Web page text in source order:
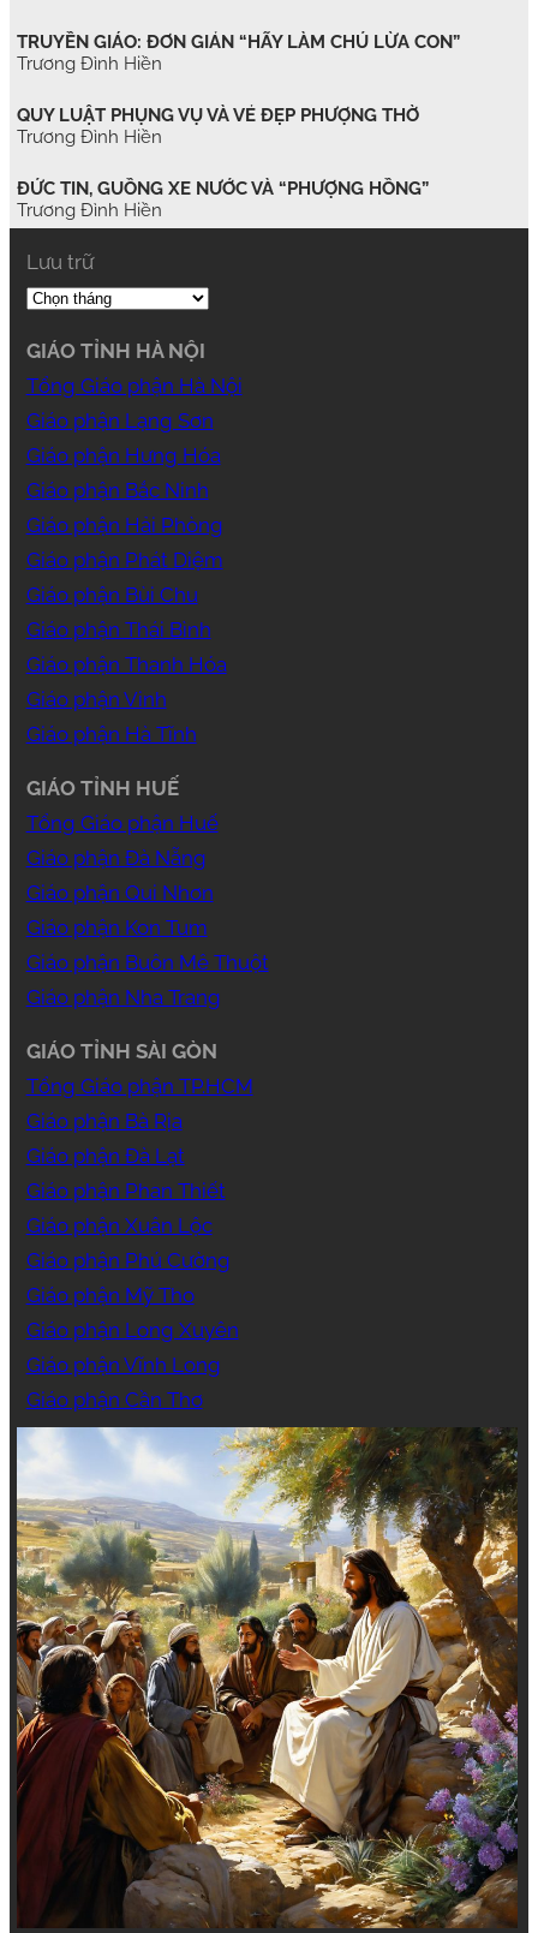
TRUYỀN GIÁO: ĐƠN GIẢN “HÃY LÀM CHÚ LỪA CON”
Trương Đình Hiền
QUY LUẬT PHỤNG VỤ VÀ VẺ ĐẸP PHƯỢNG THỜ
Trương Đình Hiền
ĐỨC TIN, GUỒNG XE NƯỚC VÀ “PHƯỢNG HỒNG”
Trương Đình Hiền
Lưu trữ
GIÁO TỈNH HÀ NỘI
Tổng Giáo phận Hà Nội
Giáo phận Lạng Sơn
Giáo phận Hưng Hóa
Giáo phận Bắc Ninh
Giáo phận Hải Phòng
Giáo phận Phát Diệm
Giáo phận Bùi Chu
Giáo phận Thái Bình
Giáo phận Thanh Hóa
Giáo phận Vinh
Giáo phận Hà Tĩnh
GIÁO TỈNH HUẾ
Tổng Giáo phận Huế
Giáo phận Đà Nẵng
Giáo phận Qui Nhơn
Giáo phận Kon Tum
Giáo phận Buôn Mê Thuột
Giáo phận Nha Trang
GIÁO TỈNH SÀI GÒN
Tổng Giáo phận TP.HCM
Giáo phận Bà Rịa
Giáo phận Đà Lạt
Giáo phận Phan Thiết
Giáo phận Xuân Lộc
Giáo phận Phú Cường
Giáo phận Mỹ Tho
Giáo phận Long Xuyên
Giáo phận Vĩnh Long
Giáo phận Cần Thơ